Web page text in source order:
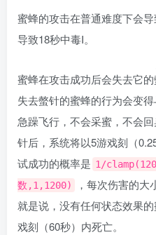
蜜蜂的攻击在普通难度下会
导致18秒中毒I。
蜜蜂在攻击成功后会失去它的
失去螫针的蜜蜂的行为会变
急躁飞行，不会采蜜，不会
针后，系统将以5游戏刻（
试成功的概率是 1/
数,1,1200)
，每次伤害的
就是说，没有任何状态效果
戏刻（60秒）内死亡。